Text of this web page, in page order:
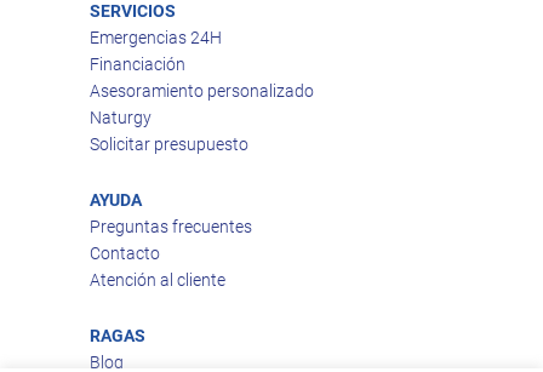
SERVICIOS
Emergencias 24H
Financiación
Asesoramiento personalizado
Naturgy
Solicitar presupuesto
AYUDA
Preguntas frecuentes
Contacto
Atención al cliente
RAGAS
Blog